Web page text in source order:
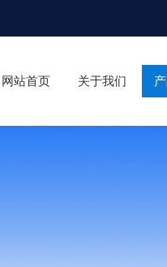
网站首页 关于我们